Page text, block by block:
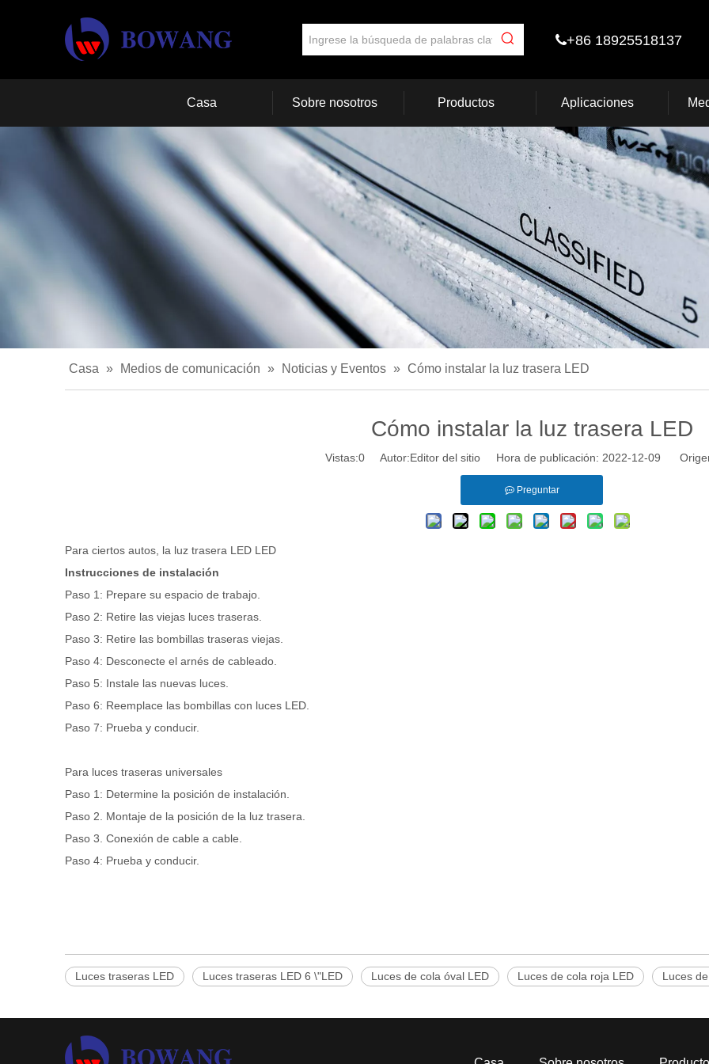
+86 18925518137
Casa Sobre nosotros Productos Aplicaciones
Casa » Medios de comunicación » Noticias y Eventos » Cómo instalar la luz trasera LED
Cómo instalar la luz trasera LED
Vistas:0 Autor:Editor del sitio Hora de publicación: 2022-12-09
Preguntar
Para ciertos autos, la luz trasera LED LED
Instrucciones de instalación
Paso 1: Prepare su espacio de trabajo.
Paso 2: Retire las viejas luces traseras.
Paso 3: Retire las bombillas traseras viejas.
Paso 4: Desconecte el arnés de cableado.
Paso 5: Instale las nuevas luces.
Paso 6: Reemplace las bombillas con luces LED.
Paso 7: Prueba y conducir.
Para luces traseras universales
Paso 1: Determine la posición de instalación.
Paso 2. Montaje de la posición de la luz trasera.
Paso 3. Conexión de cable a cable.
Paso 4: Prueba y conducir.
Luces traseras LED Luces traseras LED 6 \"LED Luces de cola óval LED Luces de cola roja LED Luces